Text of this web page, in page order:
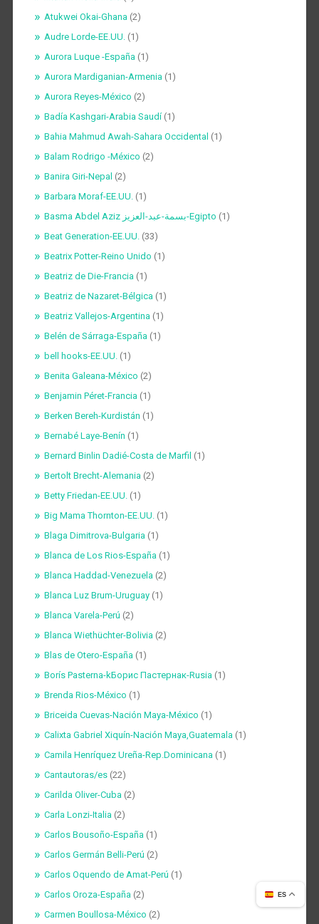
Atukwei Okai-Ghana(2)
Audre Lorde-EE.UU.(1)
Aurora Luque -España(1)
Aurora Mardiganian-Armenia(1)
Aurora Reyes-México (2)
Badía Kashgari-Arabia Saudí(1)
Bahia Mahmud Awah-Sahara Occidental (1)
Balam Rodrigo -México (2)
Banira Giri-Nepal (2)
Barbara Moraf-EE.UU.(1)
Basma Abdel Aziz بسمة-عبد-العزيز-Egipto (1)
Beat Generation-EE.UU.(33)
Beatrix Potter-Reino Unido (1)
Beatriz de Die-Francia(1)
Beatriz de Nazaret-Bélgica(1)
Beatriz Vallejos-Argentina(1)
Belén de Sárraga-España(1)
bell hooks-EE.UU.(1)
Benita Galeana-México (2)
Benjamin Péret-Francia(1)
Berken Bereh-Kurdistán (1)
Bernabé Laye-Benín (1)
Bernard Binlin Dadié-Costa de Marfil (1)
Bertolt Brecht-Alemania(2)
Betty Friedan-EE.UU.(1)
Big Mama Thornton-EE.UU.(1)
Blaga Dimitrova-Bulgaria(1)
Blanca de Los Rios-España(1)
Blanca Haddad-Venezuela(2)
Blanca Luz Brum-Uruguay(1)
Blanca Varela-Perú (2)
Blanca Wiethüchter-Bolivia(2)
Blas de Otero-España(1)
Borís Pasterna-kБорис Пастернак-Rusia(1)
Brenda Rios-México (1)
Briceida Cuevas-Nación Maya-México (1)
Calixta Gabriel Xiquín-Nación Maya,Guatemala(1)
Camila Henríquez Ureña-Rep.Dominicana(1)
Cantautoras/es(22)
Carilda Oliver-Cuba(2)
Carla Lonzi-Italia(2)
Carlos Bousoño-España(1)
Carlos Germán Belli-Perú (2)
Carlos Oquendo de Amat-Perú (1)
Carlos Oroza-España(2)
Carmen Boullosa-México (2)
ES